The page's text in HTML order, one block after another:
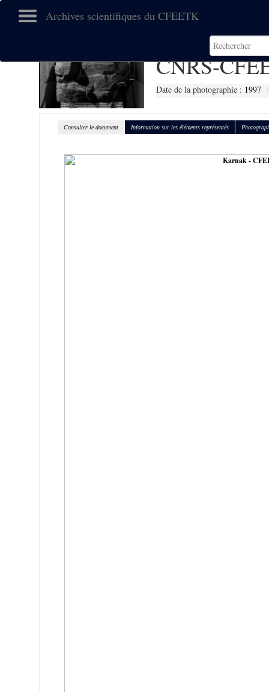
Archives scientifiques du CFEETK
CNRS-
Date de la photographie : 1997
Consulter le document Information sur les éléments représentés